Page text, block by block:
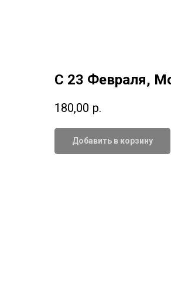
С 23 Февраля,
180,00 р.
Добавить в корзину